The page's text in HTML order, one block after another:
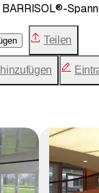
Teilen